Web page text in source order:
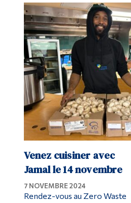
Venez cuisiner avec
Jamal le 14 novembre
7 NOVEMBRE 2024
Rendez-vous au Zero Waste